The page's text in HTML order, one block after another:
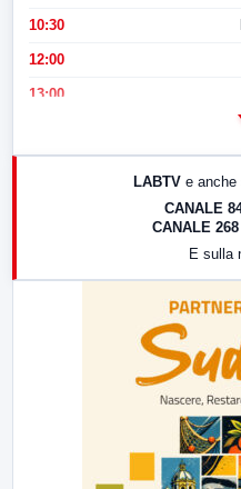
10:30
12:00
13:00
LABTV e anche
CANALE
CANALE 268
E sulla